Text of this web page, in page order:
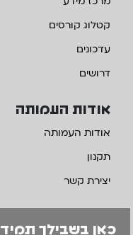
אודות העמותה
אודות העמותה
תקנון
יצירת קשר
קטלוג קורסים
עדכונים
דרושים
כאן בשבילך תמיד